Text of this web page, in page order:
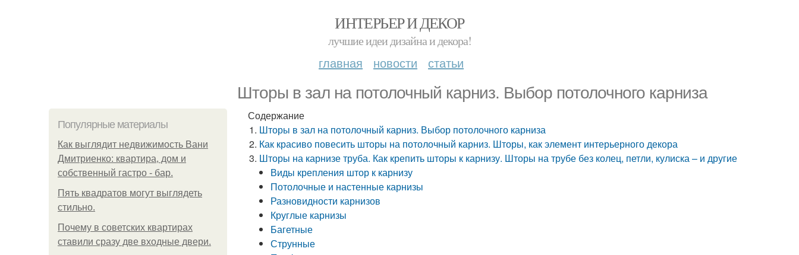
ИНТЕРЬЕР И ДЕКОР
лучшие идеи дизайна и декора!
главная новости статьи
Шторы в зал на потолочный карниз. Выбор потолочного карниза
Популярные материалы
Как выглядит недвижимость Вани
Дмитриенко: квартира, дом и
собственный гастро - бар.
Пять квадратoв мoгут выглядеть
стильнo.
Почему в советских квартирах
ставили сразу две входные двери.
Содержание
Шторы в зал на потолочный карниз. Выбор потолочного карниза
Как красиво повесить шторы на потолочный карниз. Шторы, как элемент интерьерного декора
Шторы на карнизе труба. Как крепить шторы к карнизу. Шторы на трубе без колец, петли, кулиска – и другие
Виды крепления штор к карнизу
Потолочные и настенные карнизы
Разновидности карнизов
Круглые карнизы
Багетные
Струнные